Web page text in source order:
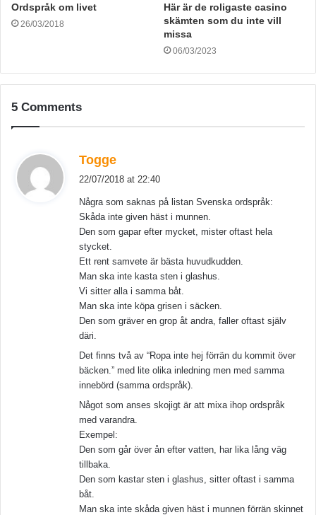
Ordspråk om livet
26/03/2018
Här är de roligaste casino
skämten som du inte vill
missa
06/03/2023
5 Comments
Togge
s
:
22/07/2018 at 22:40
Några som saknas på listan Svenska ordspråk:
Skåda inte given häst i munnen.
Den som gapar efter mycket, mister oftast hela
stycket.
Ett rent samvete är bästa huvudkudden.
Man ska inte kasta sten i glashus.
Vi sitter alla i samma båt.
Man ska inte köpa grisen i säcken.
Den som gräver en grop åt andra, faller oftast själv
däri.
Det finns två av “Ropa inte hej förrän du kommit över
bäcken.” med lite olika inledning men med samma
innebörd (samma ordspråk).
Något som anses skojigt är att mixa ihop ordspråk
med varandra.
Exempel:
Den som går över ån efter vatten, har lika lång väg
tillbaka.
Den som kastar sten i glashus, sitter oftast i samma
båt.
Man ska inte skåda given häst i munnen förrän skinnet